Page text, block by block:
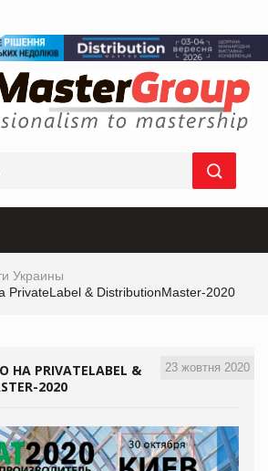
Украины
& DistributionMaster-2020
23 жовтня 2020
PRIVATELABEL &
2020